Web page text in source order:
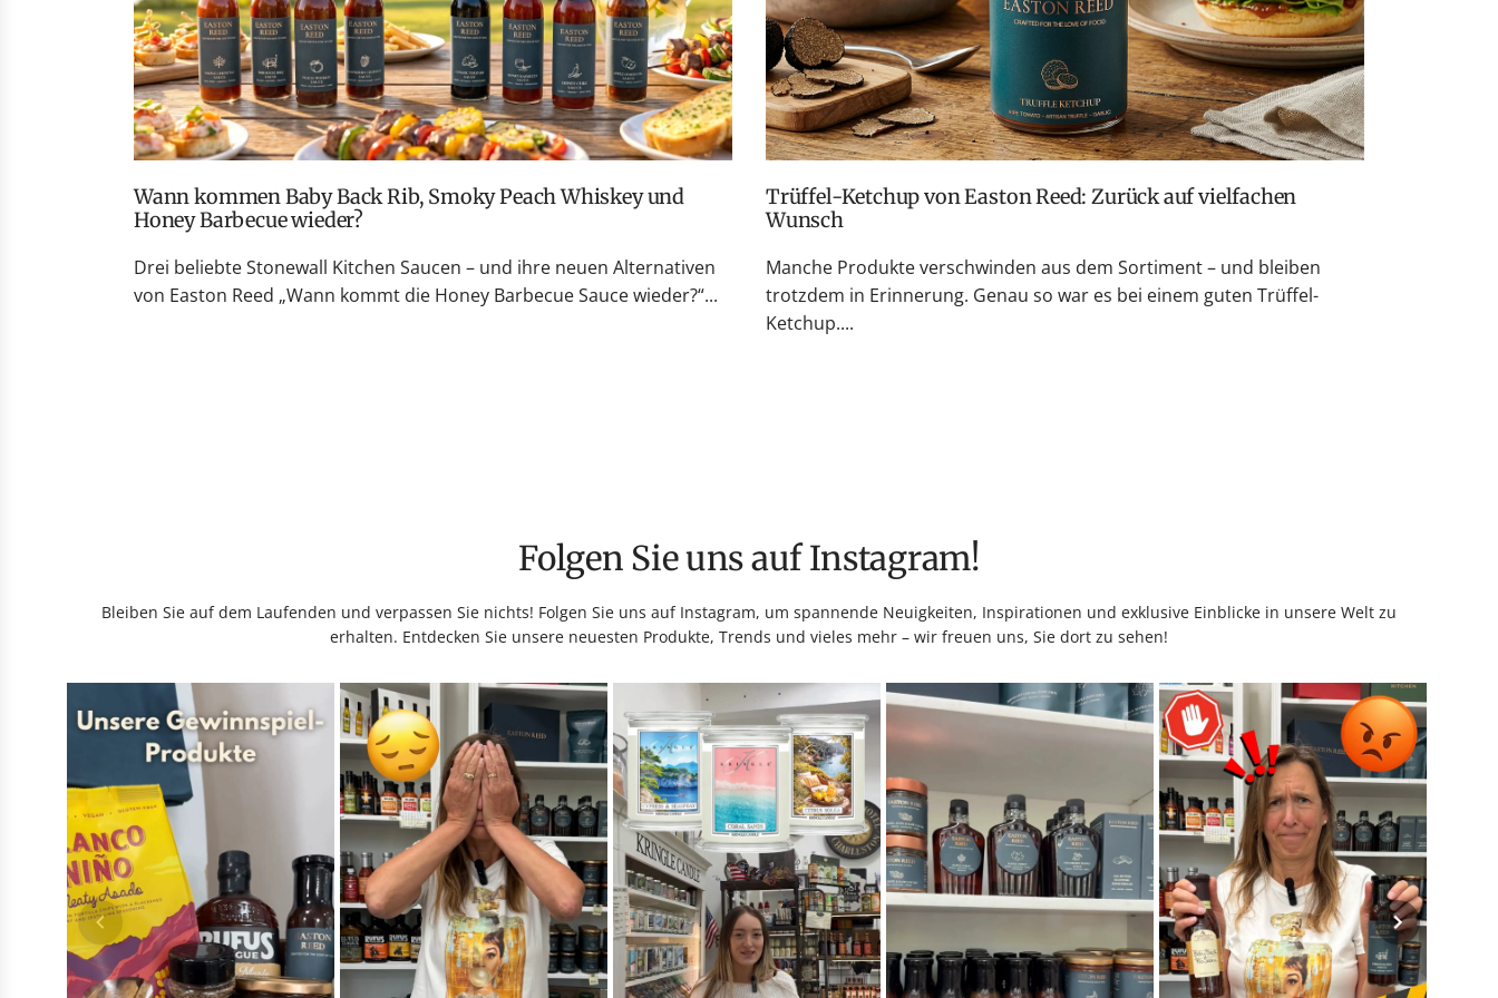
Wann kommen Baby Back Rib, Smoky Peach Whiskey und
Honey Barbecue wieder?
Drei beliebte Stonewall Kitchen Saucen – und ihre neuen Alternativen
von Easton Reed „Wann kommt die Honey Barbecue Sauce wieder?“...
Trüffel-Ketchup von Easton Reed: Zurück auf vielfachen
Wunsch
Manche Produkte verschwinden aus dem Sortiment – und bleiben
trotzdem in Erinnerung. Genau so war es bei einem guten Trüffel-
Ketchup....
Folgen Sie uns auf Instagram!
Bleiben Sie auf dem Laufenden und verpassen Sie nichts! Folgen Sie uns auf Instagram, um spannende Neuigkeiten, Inspirationen und exklusive Einblicke in unsere Welt zu
erhalten. Entdecken Sie unsere neuesten Produkte, Trends und vieles mehr – wir freuen uns, Sie dort zu sehen!